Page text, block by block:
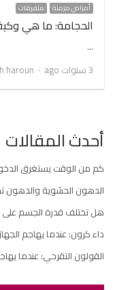
أمراض مزمنة متفرقات
الحجامة: ما هي
…
3 سنوات ago
Author
haroun
أحدث المقالات
كم من الوقت يستغرق
الدهون الحشوية والدهون
هل تختلف قدرة الجسم على
داء كرون: عندما يهاجم
القولون التقرحي: عندما